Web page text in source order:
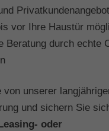
vor Ihre Haustür
Beratung durch echte
von unserer
und sichern Sie
oder